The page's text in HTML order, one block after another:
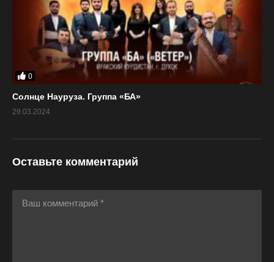
0
Солнце Науруза. Группа «БА»
29.03.2024
Оставьте комментарий